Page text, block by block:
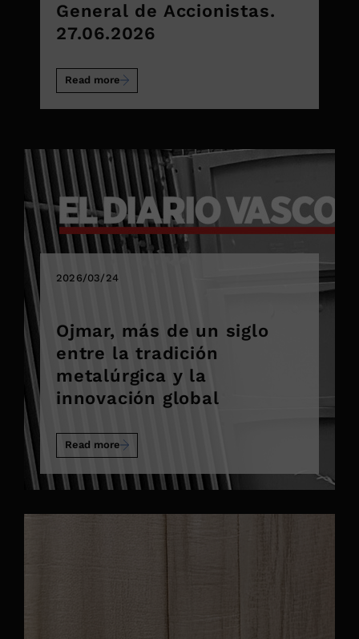
General de Accionistas.
27.06.2026
Read more
2026/03/24
Ojmar, más de un siglo
entre la tradición
metalúrgica y la
innovación global
Read more